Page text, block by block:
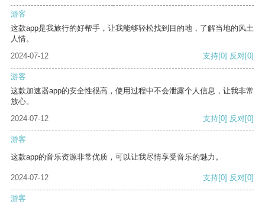
游客
这款app是我旅行的好帮手，让我能够轻松找到目的地，了解当地的风土
人情。
2024-07-12
支持[0] 反对[0]
游客
这款加速器app的安全性很高，使用过程中不会泄露个人信息，让我非常
放心。
2024-07-12
支持[0] 反对[0]
游客
这款app的音乐资源非常优质，可以让我尽情享受音乐的魅力。
2024-07-12 支持[0] 反对[0]
游客